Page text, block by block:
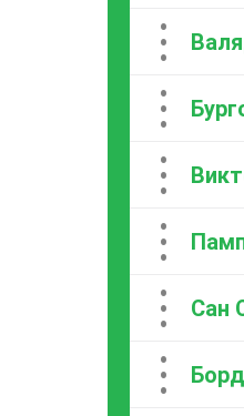
...
...
...
...
...Сан
...